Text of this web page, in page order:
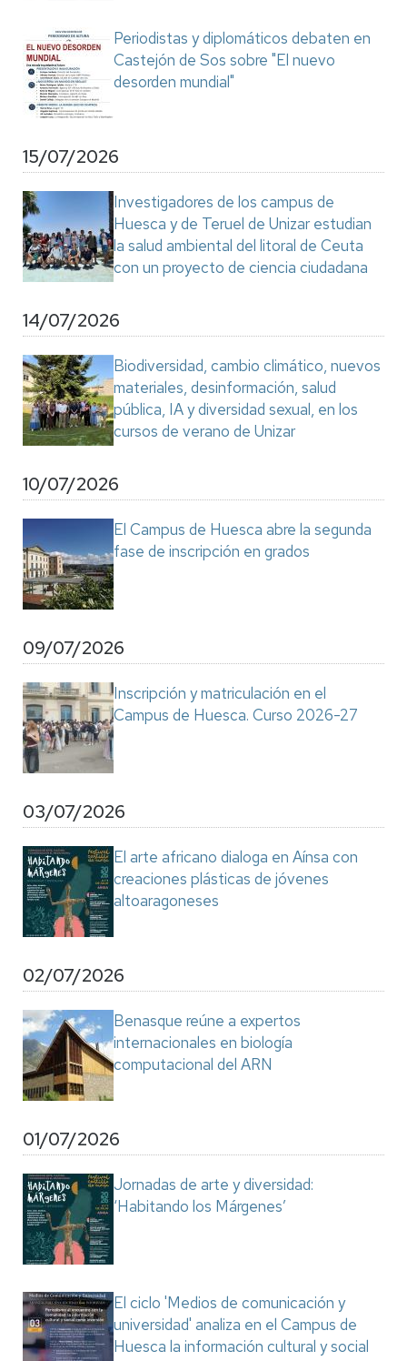
Periodistas y diplomáticos debaten en
Castejón de Sos sobre "El nuevo
desorden mundial"
15/07/2026
Investigadores de los campus de
Huesca y de Teruel de Unizar estudian
la salud ambiental del litoral de Ceuta
con un proyecto de ciencia ciudadana
14/07/2026
Biodiversidad, cambio climático, nuevos
materiales, desinformación, salud
pública, IA y diversidad sexual, en los
cursos de verano de Unizar
10/07/2026
El Campus de Huesca abre la segunda
fase de inscripción en grados
09/07/2026
Inscripción y matriculación en el
Campus de Huesca. Curso 2026-27
03/07/2026
El arte africano dialoga en Aínsa con
creaciones plásticas de jóvenes
altoaragoneses
02/07/2026
Benasque reúne a expertos
internacionales en biología
computacional del ARN
01/07/2026
Jornadas de arte y diversidad:
‘Habitando los Márgenes’
El ciclo 'Medios de comunicación y
universidad' analiza en el Campus de
Huesca la información cultural y social